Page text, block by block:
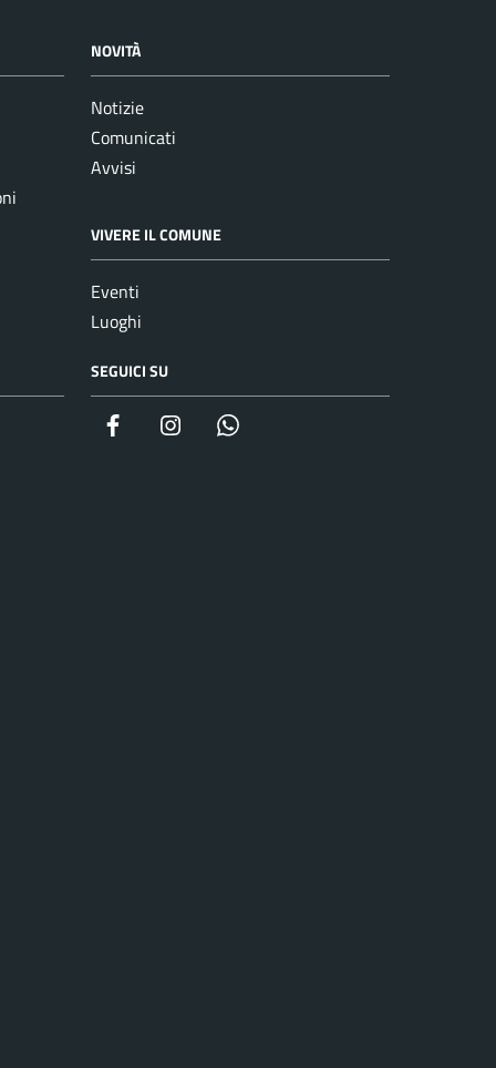
NOVITÀ
Notizie
Comunicati
Avvisi
VIVERE IL COMUNE
Eventi
Luoghi
SEGUICI SU
Facebook Instagram